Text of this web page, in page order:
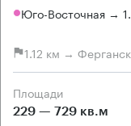
Юго-Восточная →
1.12 км →
Площади
229 — 729 кв.м